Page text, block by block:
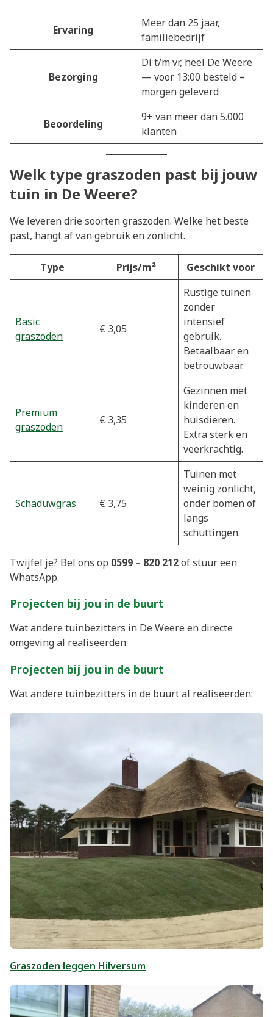
Ervaring
Meer dan 25 jaar,
familiebedrijf
Bezorging
Di t/m vr, heel De Weere
— voor 13:00 besteld =
morgen geleverd
Beoordeling
9+ van meer dan 5.000
klanten
Welk type graszoden past bij jouw
tuin in De Weere?
We leveren drie soorten graszoden. Welke het beste
past, hangt af van gebruik en zonlicht.
Type Prijs/m² Geschikt voor
Basic
graszoden
€ 3,05
Rustige tuinen
zonder
intensief
gebruik.
Betaalbaar en
betrouwbaar.
Premium
graszoden
€ 3,35
Gezinnen met
kinderen en
huisdieren.
Extra sterk en
veerkrachtig.
Schaduwgras € 3,75
Tuinen met
weinig zonlicht,
onder bomen of
langs
schuttingen.
Twijfel je? Bel ons op 0599 – 820 212of stuur een
WhatsApp.
Projecten bij jou in de buurt
Wat andere tuinbezitters in De Weere en directe
omgeving al realiseerden:
Projecten bij jou in de buurt
Wat andere tuinbezitters in de buurt al realiseerden:
Graszoden leggen Hilversum